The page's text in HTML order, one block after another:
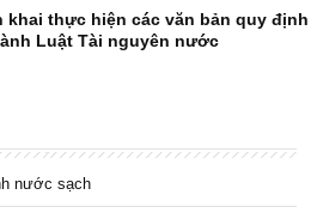
khai thực hiện các văn bản quy định
Luật Tài nguyên nước
nước sạch